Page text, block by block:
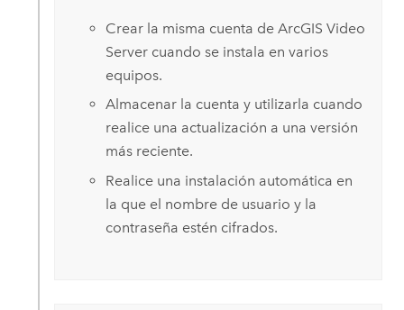
Crear la misma cuenta de ArcGIS Video
Servercuando se instala en varios
equipos.
Almacenar la cuenta y utilizarla cuando
realice una actualización a una versión
más reciente.
Realice una instalación automática en
la que el nombre de usuario y la
contraseña estén cifrados.